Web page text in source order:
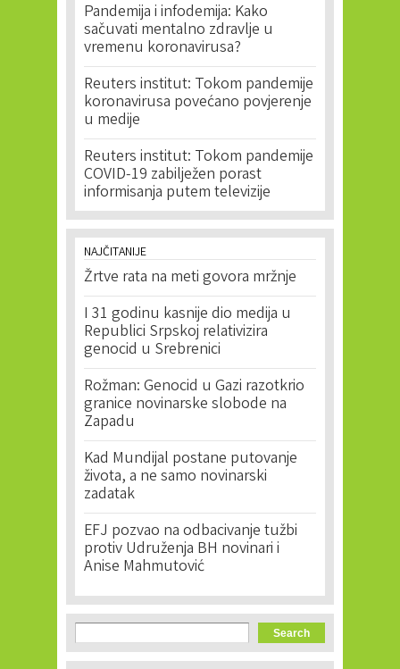
Pandemija i infodemija: Kako
sačuvati mentalno zdravlje u
vremenu koronavirusa?
Reuters institut: Tokom pandemije
koronavirusa povećano povjerenje
u medije
Reuters institut: Tokom pandemije
COVID-19 zabilježen porast
informisanja putem televizije
NAJČITANIJE
Žrtve rata na meti govora mržnje
I 31 godinu kasnije dio medija u
Republici Srpskoj relativizira
genocid u Srebrenici
Rožman: Genocid u Gazi razotkrio
granice novinarske slobode na
Zapadu
Kad Mundijal postane putovanje
života, a ne samo novinarski
zadatak
EFJ pozvao na odbacivanje tužbi
protiv Udruženja BH novinari i
Anise Mahmutović
Search form
Search